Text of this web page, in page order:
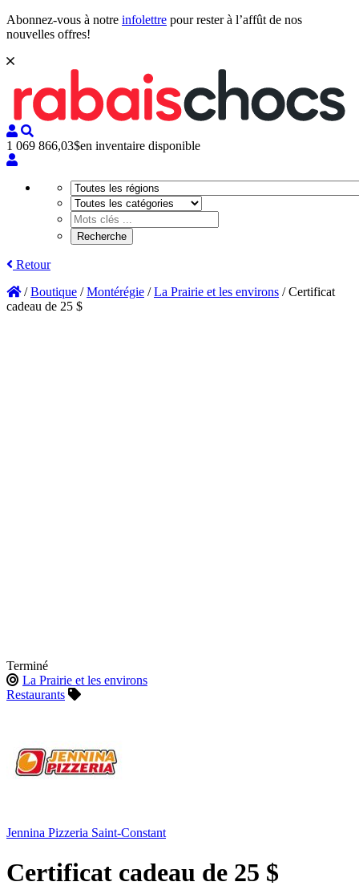
Abonnez-vous à notre infolettre pour rester à l’affût de nos
nouvelles offres!
1 069 866,03$en inventaire disponible
Retour
/Boutique /Montérégie /La Prairie et les environs /Certificat
cadeau de 25 $
Terminé
La Prairie et les environs
Restaurants
Jennina Pizzeria Saint-Constant
Certificat cadeau de 25 $